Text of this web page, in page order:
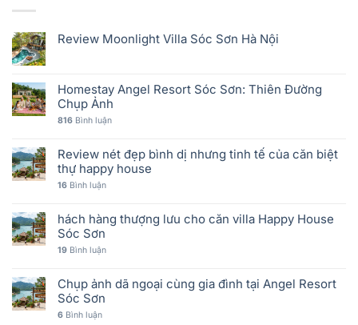
Review Moonlight Villa Sóc Sơn Hà Nội
Homestay Angel Resort Sóc Sơn: Thiên Đường
Chụp Ảnh
816 Bình luận
Review nét đẹp bình dị nhưng tinh tế của căn biệt
thự happy house
16 Bình luận
hách hàng thượng lưu cho căn villa Happy House
Sóc Sơn
19 Bình luận
Chụp ảnh dã ngoại cùng gia đình tại Angel Resort
Sóc Sơn
6 Bình luận